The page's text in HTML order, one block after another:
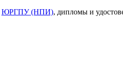
ЮРГПУ (НПИ), дипломы и